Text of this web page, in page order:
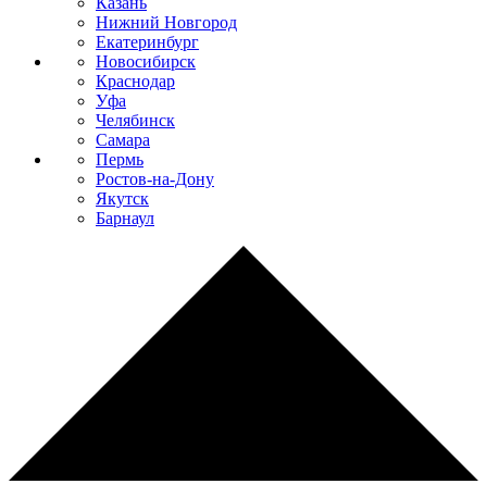
Нижний Новгород
Екатеринбург
Новосибирск
Краснодар
Уфа
Челябинск
Самара
Пермь
Ростов-на-Дону
Якутск
Барнаул